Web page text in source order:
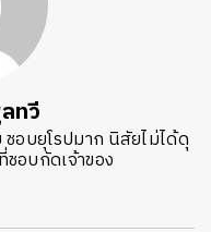
ทวี
อบยุโรปมาก นิสัยไม่ได้ดุ
อบกัดเจ้าของ